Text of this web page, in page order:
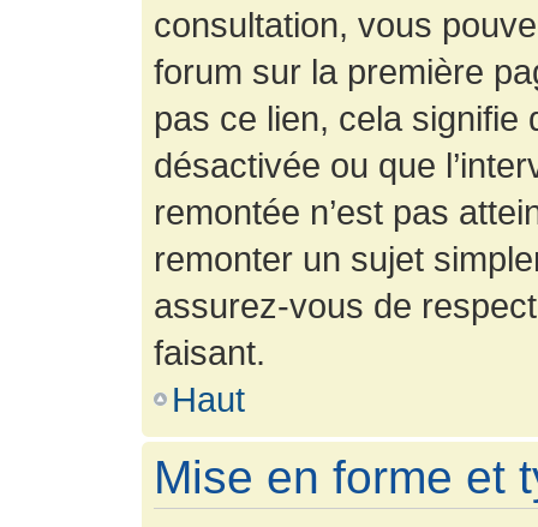
consultation, vous
forum sur la première
pas ce lien, cela signifie
désactivée ou que
remontée n’est pas
remonter un sujet
assurez-vous de
faisant.
Haut
Mise en forme et